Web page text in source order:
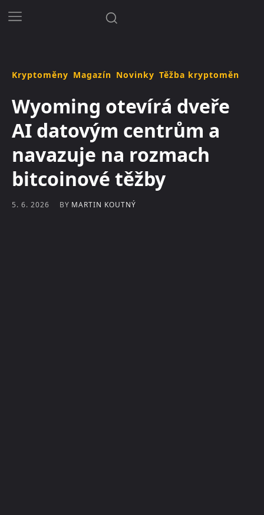
Kryptoměny Magazín Novinky Těžba kryptoměn
Wyoming otevírá dveře
AI datovým centrům a
navazuje na rozmach
bitcoinové těžby
5. 6. 2026 BY MARTIN KOUTNÝ